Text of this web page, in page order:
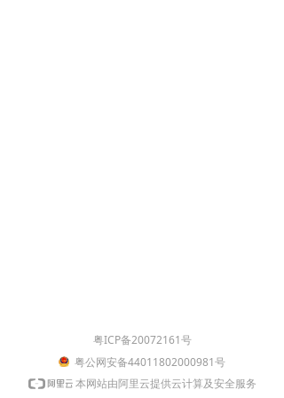
粤ICP备20072161号
粤公网安备44011802000981号
本网站由阿里云提供云计算及安全服务